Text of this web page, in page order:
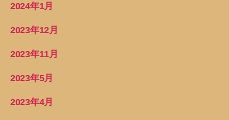
2024年1月
2023年12月
2023年11月
2023年5月
2023年4月